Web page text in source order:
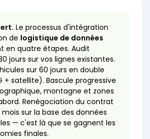
Le processus d'intégration
de logistique de données
en quatre étapes. Audit
jours sur vos lignes existantes.
sur 60 jours en double
+ satellite). Bascule progressive
montagne et zones
Renégociation du contrat
mois sur la base des données
— c'est là que se gagnent les
finales.